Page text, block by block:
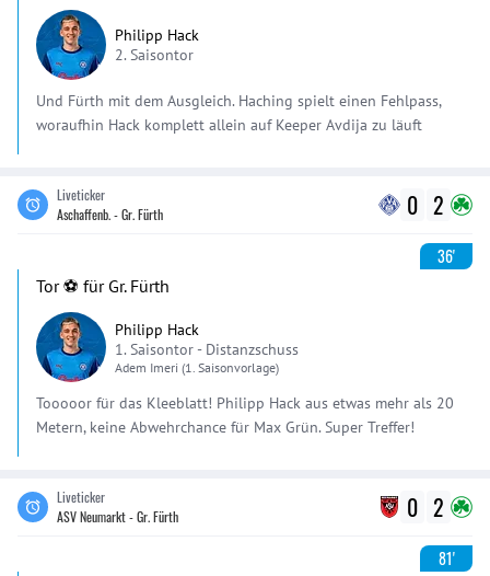
Philipp Hack
2. Saisontor
Und Fürth mit dem Ausgleich. Haching spielt einen Fehlpass,
woraufhin Hack komplett allein auf Keeper Avdija zu läuft
Liveticker
Aschaffenb. - Gr. Fürth
0 2
36'
Tor ⚽️ für Gr. Fürth
Philipp Hack
1. Saisontor - Distanzschuss
Adem Imeri (1. Saisonvorlage)
Tooooor für das Kleeblatt! Philipp Hack aus etwas mehr als 20
Metern, keine Abwehrchance für Max Grün. Super Treffer!
Liveticker
ASV Neumarkt - Gr. Fürth
0 2
81'